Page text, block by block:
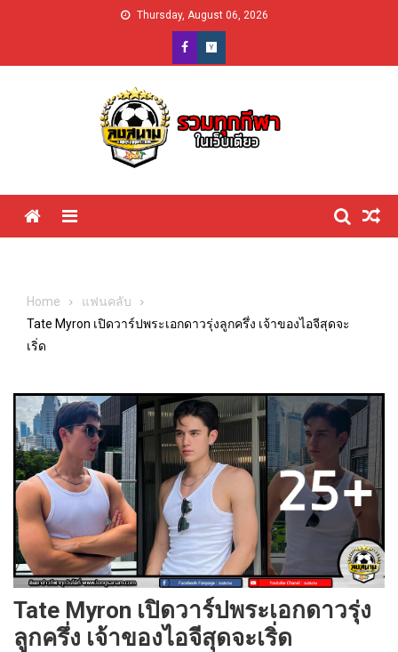
Thursday, August 06, 2026
Menu
Home
แฟนคลับ
Tate Myron เปิดวาร์ปพระเอกดาวรุ่งลูกครึ่ง เจ้าของไอจีสุดจะ
เริ่ด
Tate Myron เปิดวาร์ปพระเอกดาวรุ่ง
ลูกครึ่ง เจ้าของไอจีสุดจะเริ่ด